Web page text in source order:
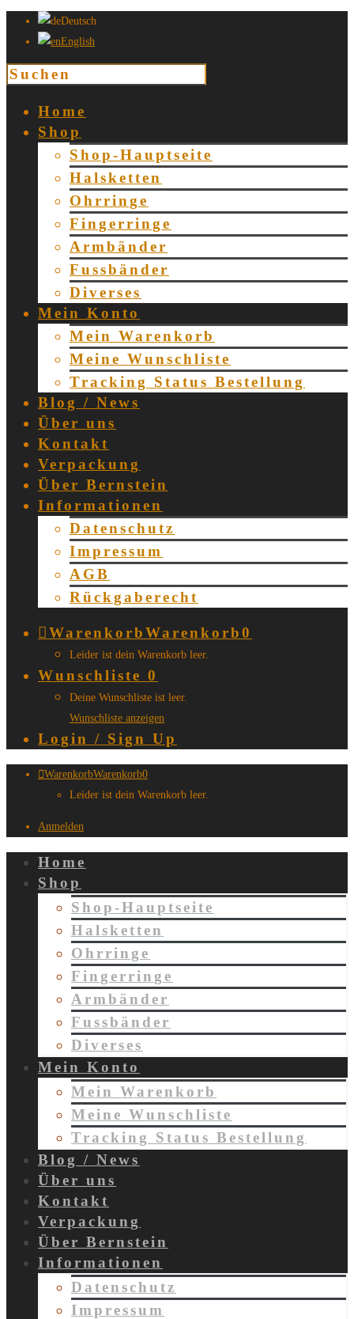
Deutsch
English
Home
Shop
Shop-Hauptseite
Halsketten
Ohrringe
Fingerringe
Armbänder
Fussbänder
Diverses
Mein Konto
Mein Warenkorb
Meine Wunschliste
Tracking Status Bestellung
Blog / News
Über uns
Kontakt
Verpackung
Über Bernstein
Informationen
Datenschutz
Impressum
AGB
Rückgaberecht
WarenkorbWarenkorb0
Leider ist dein Warenkorb leer.
Wunschliste 0
Deine Wunschliste ist leer.
Wunschliste anzeigen
Login / Sign Up
WarenkorbWarenkorb0
Leider ist dein Warenkorb leer.
Anmelden
Home
Shop
Shop-Hauptseite
Halsketten
Ohrringe
Fingerringe
Armbänder
Fussbänder
Diverses
Mein Konto
Mein Warenkorb
Meine Wunschliste
Tracking Status Bestellung
Blog / News
Über uns
Kontakt
Verpackung
Über Bernstein
Informationen
Datenschutz
Impressum